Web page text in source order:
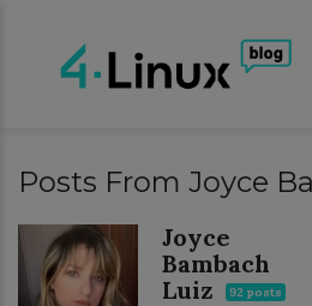
Posts From Joyce
Joyce
Bambach
Luiz
92 posts